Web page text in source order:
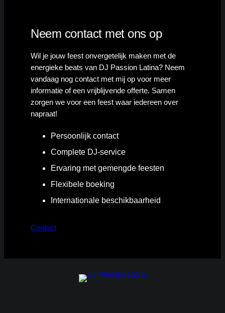
Neem contact met ons op
Wil je jouw feest onvergetelijk maken met de
energieke beats van DJ Passion Latina? Neem
vandaag nog contact met mij op voor meer
informatie of een vrijblijvende offerte. Samen
zorgen we voor een feest waar iedereen over
napraat!
Persoonlijk contact
Complete DJ-service
Ervaring met gemengde feesten
Flexibele boeking
Internationale beschikbaarheid
Contact